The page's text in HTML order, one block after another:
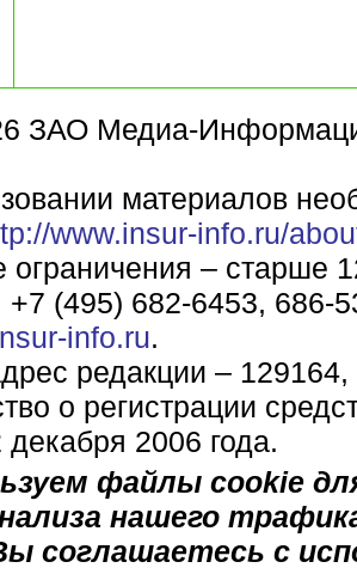
ЗАО Медиа-
материалов
www.insur-info.ru/
ограничения – старше
(495) 682-6453, 686-
info.ru.
редакции –
о регистрации
декабря 2006 года.
файлы cookie
нашего
соглашаетесь с